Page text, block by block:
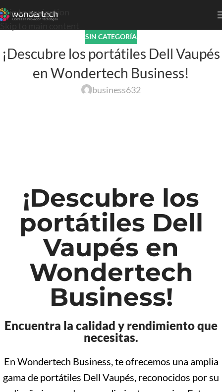
Skip to navigation
SIN CATEGORÍA
¡Descubre los portátiles Dell Vaupés
en Wondertech Business!
business632
¡Descubre los
portátiles Dell
Vaupés en
Wondertech
Business!
Encuentra la calidad y rendimiento que
necesitas.
En Wondertech Business, te ofrecemos una amplia
gama de portátiles Dell Vaupés, reconocidos por su